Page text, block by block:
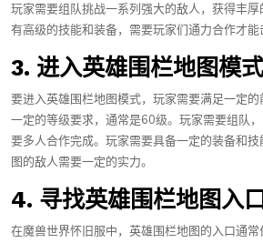
玩家需要组队挑战一系列强大的敌人，获得丰
有高级的技能和装备，需要玩家们通力合作才能
3. 进入英雄围栏地图模
要进入英雄围栏地图模式，玩家需要满足一定
一定的等级要求，通常是60级。玩家需要组队
要多人合作完成。玩家需要具备一定的装备和
图的敌人需要一定的实力。
4. 寻找英雄围栏地图入口
在魔兽世界怀旧服中，英雄围栏地图的入口通